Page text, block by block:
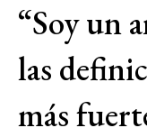
“Soy un
las
más